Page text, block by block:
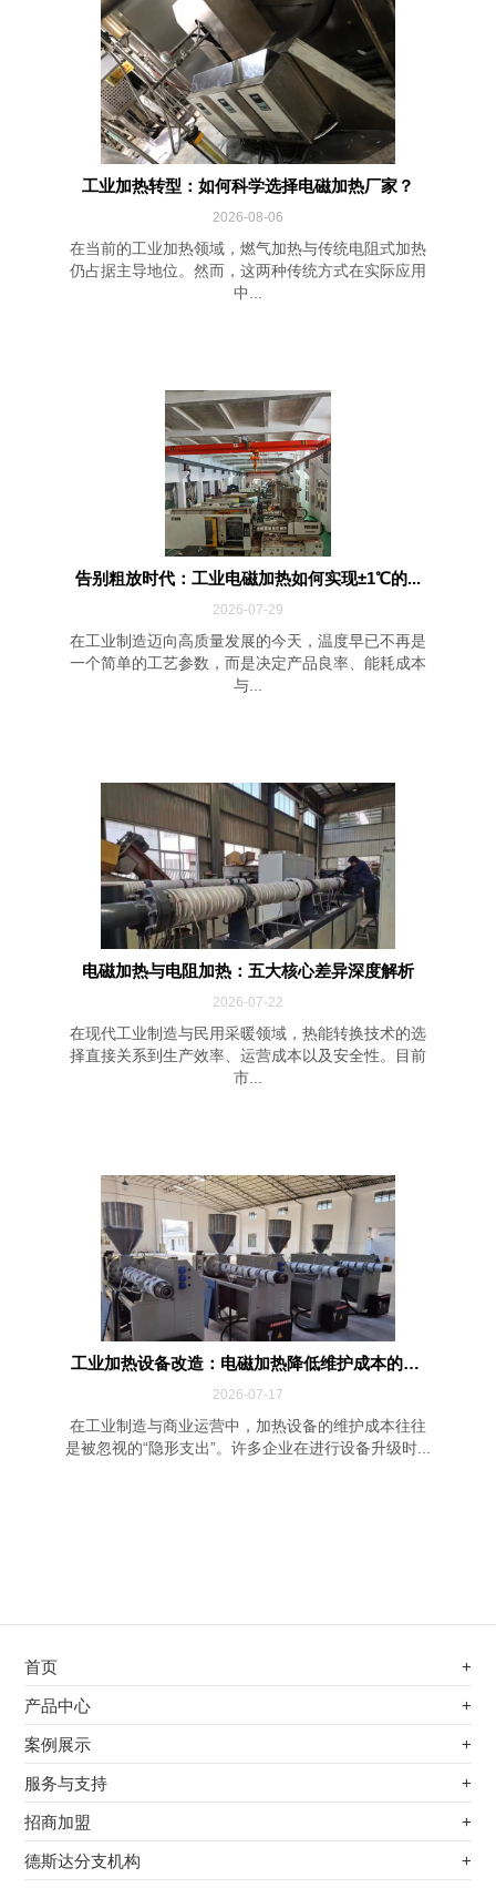
工业加热转型：如何科学选择电磁加热厂家？
2026-08-06
在当前的工业加热领域，燃气加热与传统电阻式加热
仍占据主导地位。然而，这两种传统方式在实际应用
中...
告别粗放时代：工业电磁加热如何实现±1℃的...
2026-07-29
在工业制造迈向高质量发展的今天，温度早已不再是
一个简单的工艺参数，而是决定产品良率、能耗成本
与...
电磁加热与电阻加热：五大核心差异深度解析
2026-07-22
在现代工业制造与民用采暖领域，热能转换技术的选
择直接关系到生产效率、运营成本以及安全性。目前
市...
工业加热设备改造：电磁加热降低维护成本的四...
2026-07-17
在工业制造与商业运营中，加热设备的维护成本往往
是被忽视的“隐形支出”。许多企业在进行设备升级时...
首页 +
不锈钢专用电磁加热器
电磁蒸汽发生器
电磁加热棒配件
产品中心 +
不锈钢专用电磁加热器
电磁蒸汽发生器
案例展示 +
最新案例
其他应用
服务与支持 +
服务覆盖网络
服务流程
招商加盟 +
前景分析
德斯达分支机构 +